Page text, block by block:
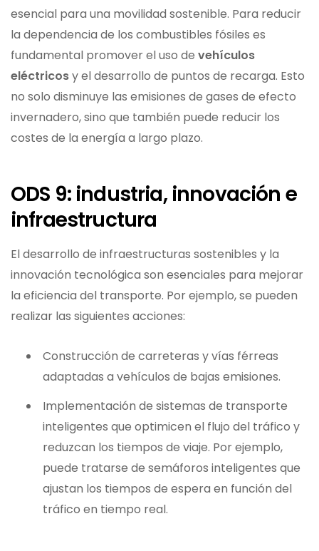
esencial para una movilidad sostenible. Para reducir
la dependencia de los combustibles fósiles es
fundamental promover el uso de vehículos
eléctricosy el desarrollo de puntos de recarga. Esto
no solo disminuye las emisiones de gases de efecto
invernadero, sino que también puede reducir los
costes de la energía a largo plazo.
ODS 9: industria, innovación e
infraestructura
El desarrollo de infraestructuras sostenibles y la
innovación tecnológica son esenciales para mejorar
la eficiencia del transporte. Por ejemplo, se pueden
realizar las siguientes acciones:
Construcción de carreteras y vías férreas
adaptadas a vehículos de bajas emisiones.
Implementación de sistemas de transporte
inteligentes que optimicen el flujo del tráfico y
reduzcan los tiempos de viaje. Por ejemplo,
puede tratarse de semáforos inteligentes que
ajustan los tiempos de espera en función del
tráfico en tiempo real.